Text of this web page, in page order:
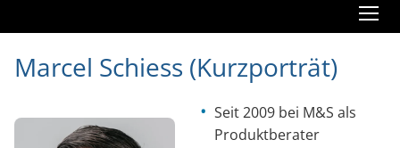
Marcel Schiess (Kurzporträt)
Seit 2009 bei M&S als
Produktberater